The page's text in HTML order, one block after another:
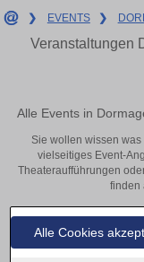
Alle Cookies
❯ EVENTS ❯
Veranstaltungen
Alle Events in
Sie wollen wissen
vielseitiges Event-
Theateraufführungen
finden